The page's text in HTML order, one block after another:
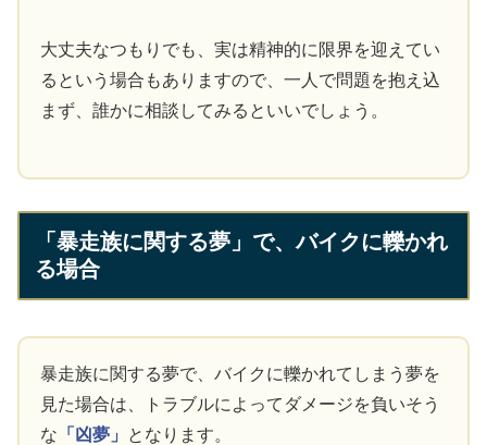
大丈夫なつもりでも、実は精神的に限界を迎えてい
るという場合もありますので、一人で問題を抱え込
まず、誰かに相談してみるといいでしょう。
「暴走族に関する夢」で、バイクに轢かれ
る場合
暴走族に関する夢で、バイクに轢かれてしまう夢を
見た場合は、トラブルによってダメージを負いそう
な 「凶夢」 となります。